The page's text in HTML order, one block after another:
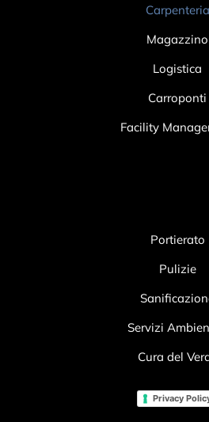
Carpenteria
Magazzino
Logistica
Carroponti
Facility
Portierato
Pulizie
Servizi
Cura del
Privacy